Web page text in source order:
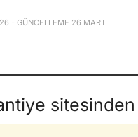
- GÜNCELLEME 26 MART